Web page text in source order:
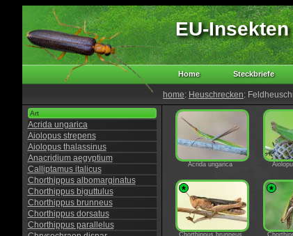
EU-Insekten
Home Steckbriefe
home: Heuschrecken:
Art
Acrida ungarica
Aiolopus strepens
Aiolopus thalassinus
Anacridium aegyptium
Calliptamus italicus
Chorthippus albomarginatus
Chorthippus biguttulus
Chorthippus brunneus
Chorthippus dorsatus
Chorthippus parallelus
Acrida ungarica
*
Chorthippus brunneus
*